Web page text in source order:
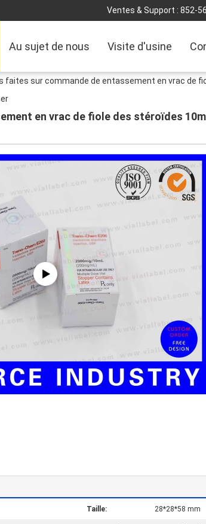
Ventes & Support : 852-
Au sujet de nous Visite d'usine
faites sur commande de entassement en vrac de
en vrac de fiole des stéroïdes
Taille: 28*28*58 mm